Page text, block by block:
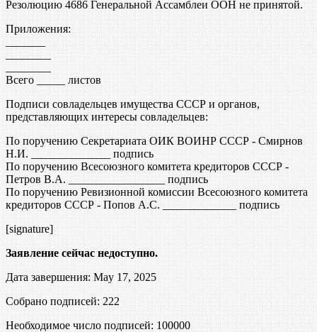
Резолюцию 4686 Генеральной Ассамблеи ООН не принятой.
Приложения:
Всего _____ листов
Подписи совладельцев имущества СССР и органов,
представляющих интересы совладельцев:
По поручению Секретариата ОИК ВОИНР СССР - Смирнов
Н.И. ______________ подпись
По поручению Всесоюзного комитета кредиторов СССР -
Петров В.А. _________________ подпись
По поручению Ревизионной комиссии Всесоюзного комитета
кредиторов СССР - Попов А.С. _____________ подпись
[signature]
Заявление сейчас недоступно.
Дата завершения: May 17, 2025
Собрано подписей: 222
Необходимое число подписей: 100000